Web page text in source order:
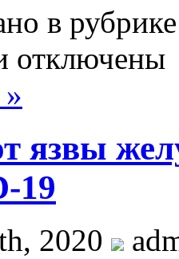
в
отключены
язвы
19
2020